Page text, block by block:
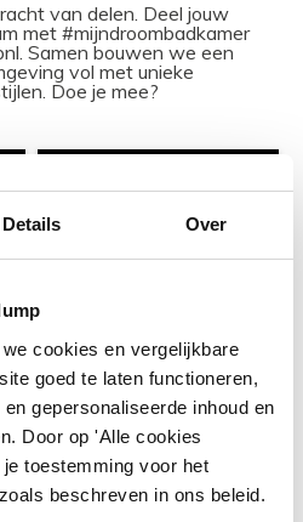
Details Over
cookies en vergelijkbare
goed te laten functioneren,
gepersonaliseerde inhoud en
Door op 'Alle cookies
toestemming voor het
beschreven in ons beleid.
van delen. Deel jouw
met #mijndroombadkamer
Samen bouwen we een
vol met unieke
Doe je mee?